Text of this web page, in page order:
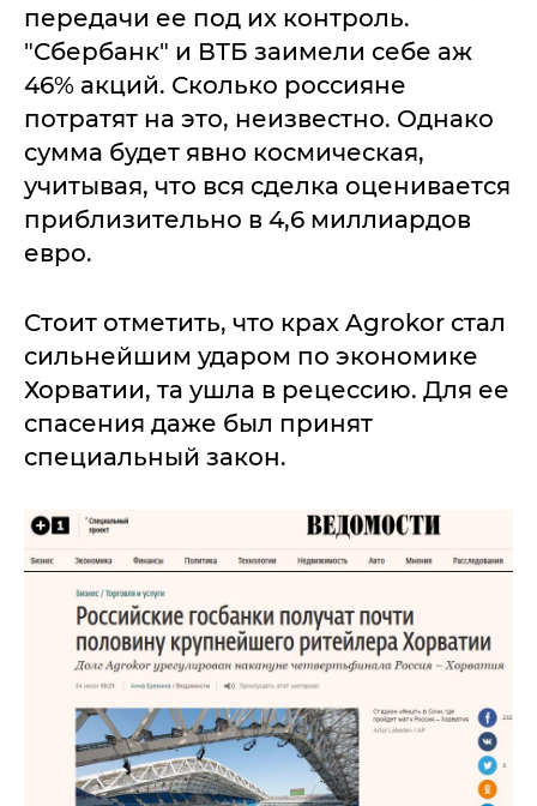
передачи ее под их контроль.
"Сбербанк" и ВТБ заимели себе аж
46% акций. Сколько россияне
потратят на это, неизвестно. Однако
сумма будет явно космическая,
учитывая, что вся сделка оценивается
приблизительно в 4,6 миллиардов
евро.
Стоит отметить, что крах Agrokor стал
сильнейшим ударом по экономике
Хорватии, та ушла в рецессию. Для ее
спасения даже был принят
специальный закон.